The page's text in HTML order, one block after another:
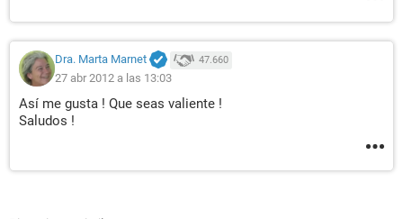
Dra. Marta Marnet 47.660
27 abr 2012 a las 13:03
Así me gusta ! Que seas valiente !
Saludos !